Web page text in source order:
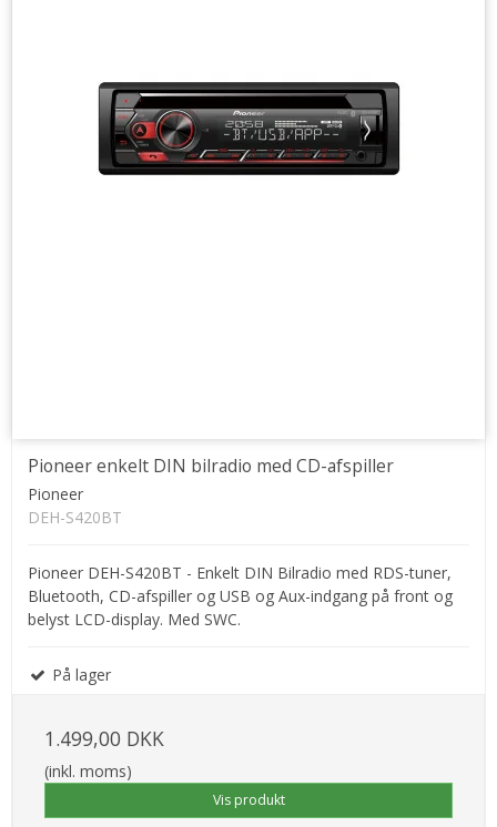
Pioneer enkelt DIN bilradio med CD-afspiller
Pioneer
DEH-S420BT
Pioneer DEH-S420BT - Enkelt DIN Bilradio med RDS-tuner,
Bluetooth, CD-afspiller og USB og Aux-indgang på front og
belyst LCD-display. Med SWC.
På lager
1.499,00 DKK
(inkl. moms)
Vis produkt